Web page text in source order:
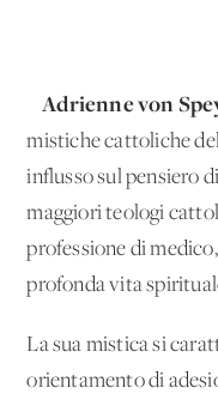
Adrienne von
mistiche cattoliche
influsso sul pensiero
maggiori teologi
professione di
profonda vita
La sua mistica si
orientamento di